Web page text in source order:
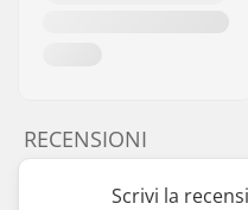
RECENSIONI
Scrivi la